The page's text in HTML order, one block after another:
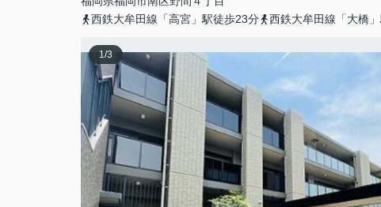
西鉄大牟田線「高宮」駅徒歩23分
西鉄大牟田線「大橋
1/3